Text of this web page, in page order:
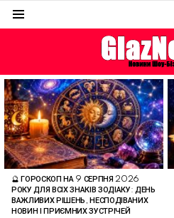
ОСТАННІ
СТАТТІ
🔮 ГОРОСКОП НА 9 СЕРПНЯ 2026
РОКУ ДЛЯ ВСІХ ЗНАКІВ ЗОДІАКУ: ДЕНЬ
ВАЖЛИВИХ РІШЕНЬ, НЕСПОДІВАНИХ
НОВИН І ПРИЄМНИХ ЗУСТРІЧЕЙ